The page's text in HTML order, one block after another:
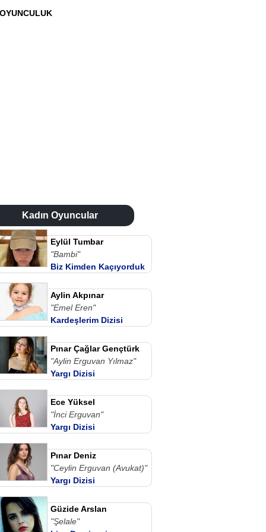
OYUNCULUK
Kadın Oyuncular
Eylül Tumbar
"Bambi"
Biz Kimden Kaçıyorduk
Aylin Akpınar
"Emel Eren"
Kardeşlerim Dizisi
Pınar Çağlar Gençtürk
"Aylin Erguvan Yılmaz"
Yargı Dizisi
Ece Yüksel
"İnci Erguvan"
Yargı Dizisi
Pınar Deniz
"Ceylin Erguvan (Avukat)"
Yargı Dizisi
Güzide Arslan
"Şelale"